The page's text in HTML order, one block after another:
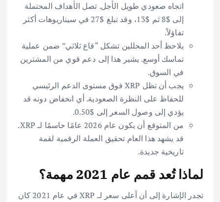
اتجاه صعودي طويل الأجل. تصل الأهداف المحتملة
إلى $8 ثم $13، وقد تبلغ $27 في سيناريوهات أكثر
تفاؤلاً.
يلاحظ أحد المحللين تشكل “قاع ثلاثي” ضمن عملية
تماسك أوسع. يشير هذا إلى دعم قوي من المشترين
في السوق.
يجب أن تظل XRP فوق مستوى الدعم الرئيسي
للحفاظ على النظرة الصعودية. أي انخفاض دونه قد
يؤدي إلى وصول السعر إلى $0.50.
من المتوقع أن يكون عام 2026 عامًا حاسمًا لـ XRP.
قد يشهد هذا العام تحقيق العملة الرقمية لقمة
تاريخية جديدة.
لماذا تُعد قمم عام 2021 مهمة؟
تجدر الإشارة إلى أن أعلى سعر لـ XRP في عام 2021 كان